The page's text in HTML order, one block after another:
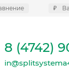
₽
8 (4742)